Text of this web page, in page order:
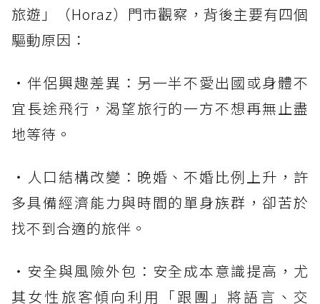
旅遊」（Horaz）門市觀察，背後主要有四個
驅動原因：
・伴侶興趣差異：另一半不愛出國或身體不
宜長途飛行，渴望旅行的一方不想再無止盡
地等待。
・人口結構改變：晚婚、不婚比例上升，許
多具備經濟能力與時間的單身族群，卻苦於
找不到合適的旅伴。
・安全與風險外包：安全成本意識提高，尤
其女性旅客傾向利用「跟團」將語言、交